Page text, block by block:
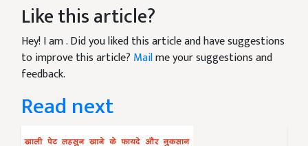
Like this article?
Hey! I am. Did you liked this article and have suggestions
to improve this article? Mailme your suggestions and
feedback.
Read next